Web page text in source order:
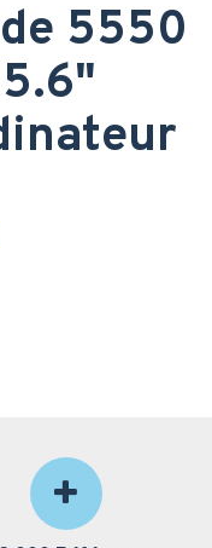
5550
5 125U de
une excellente
fréquence turbo